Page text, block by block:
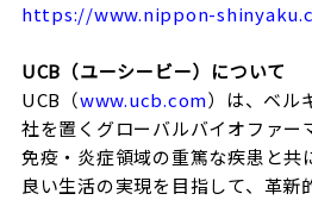
https://www.nippon-
UCB（ユーシービー）について
UCB（www.ucb.com）は、ベル
社を置くグローバルバイオファー
免疫・炎症領域の重篤な疾患と共
良い生活の実現を目指して、革新